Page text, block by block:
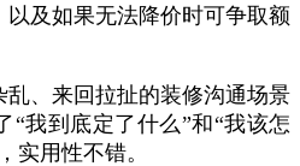
及如果无法降价时可争取额
、来回拉扯的装修沟通场景
“我到底定了什么”和“我该怎
实用性不错。